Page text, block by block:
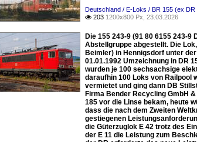
Deutschland / E-Loks / BR 155 (ex DR
 203 1200x800 Px, 23.03.2026
Die 155 243-9 (91 80 6155 243-
Abstellgruppe abgestellt. Die
Beimler) in Hennigsdorf unter
01.01.1992 Umzeichnung in DR
wurden je 100 sechsachsige
daraufhin 100 Loks von Railpool
vermietet und ging dann DB
Firma Bender Recycling GmbH
185 vor die Linse bekam, heute
dass die nach dem Zweiten
gestiegenen
die Güterzuglok E 42 trotz des
der E 11 die Leistung zum